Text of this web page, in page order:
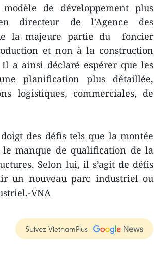
de développement plus
directeur de l'Agence des
la majeure partie du foncier
et non à la construction
a ainsi déclaré espérer que les
planification plus détaillée,
logistiques, commerciales, de
des défis tels que la montée
manque de qualification de la
Selon lui, il s’agit de défis
un nouveau parc industriel ou
VNA
Suivez VietnamPlus